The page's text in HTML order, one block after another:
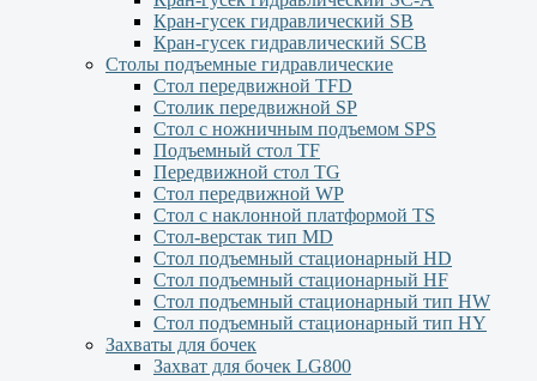
Кран-гусек гидравлический SB
Кран-гусек гидравлический SCB
Столы подъемные гидравлические
Стол передвижной TFD
Столик передвижной SP
Стол с ножничным подъемом SPS
Подъемный стол TF
Передвижной стол TG
Стол передвижной WP
Стол с наклонной платформой TS
Стол-верстак тип MD
Стол подъемный стационарный HD
Стол подъемный стационарный HF
Стол подъемный стационарный тип HW
Стол подъемный стационарный тип HY
Захваты для бочек
Захват для бочек LG800